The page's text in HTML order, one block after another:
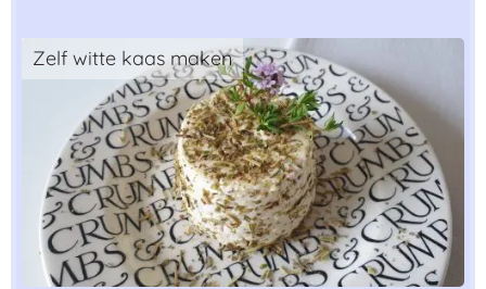
Zelf witte kaas maken